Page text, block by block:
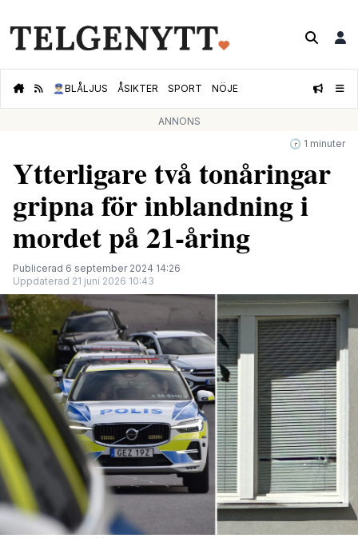
👮🏻‍♂️BLÅLJUS ÅSIKTER SPORT NÖJE
ANNONS
🕝 1 minuter
Ytterligare två tonåringar
gripna för inblandning i
mordet på 21-åring
Publicerad 6 september 2024 14:26
Uppdaterad 21 juni 2026 10:43